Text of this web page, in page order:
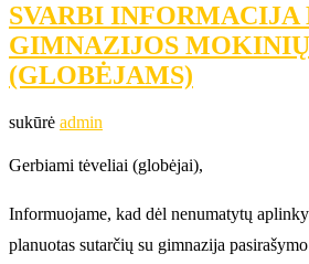
SVARBI INFORMACIJA
GIMNAZIJOS
(GLOBĖJAMS)
sukūrė admin
Gerbiami tėveliai (globėjai),
Informuojame, kad dėl nenumatytų
planuotas sutarčių su gimnazija